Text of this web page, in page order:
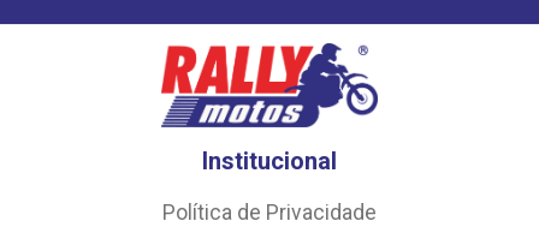
Institucional
Política de Privacidade